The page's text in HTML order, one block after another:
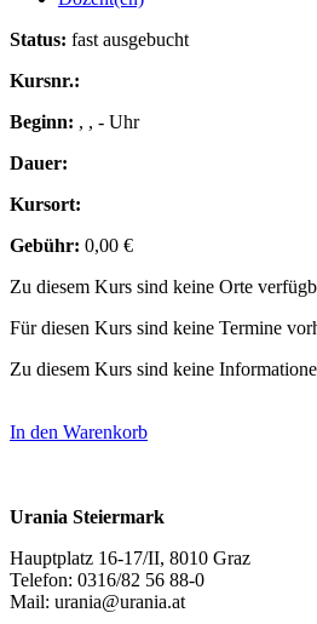
Status: fast ausgebucht
Kursnr.:
Beginn: , , - Uhr
Dauer:
Kursort:
Gebühr: 0,00 €
Zu diesem Kurs sind keine Orte
Für diesen Kurs sind keine Termine
Zu diesem Kurs sind keine
In den Warenkorb
Urania Steiermark
Hauptplatz 16-17/II, 8010 Graz
Telefon: 0316/82 56 88-0
Mail: urania@urania.at